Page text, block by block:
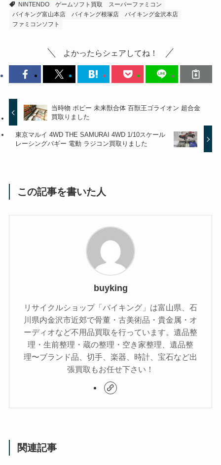
NINTENDO
ゲームソフト買取
スーパーファミコン
バイキング富山本店
バイキング根塚店
バイキング金沢本店
ファミコンソフト
よかったらシェアしてね！
当時物 ポピー 未来獣合体 百獣王ゴライオン 超合金
買取りました
東京マルイ 4WD THE SAMURAI 4WD 1/10スケール
レーシングバギー 電動 ラジコン買取りました
この記事を書いた人
buyking
リサイクルショップ「バイキング」は富山県、石
川県内金沢市近郊で骨董・古美術品・貴金属・オ
ーディオなど不用品買取を行っています。遺品整
理・生前整理・蔵の整理・空き家整理、遺品整
理〜ブランド品、切手、楽器、時計、宝石など出
張買取もお任せ下さい！
関連記事